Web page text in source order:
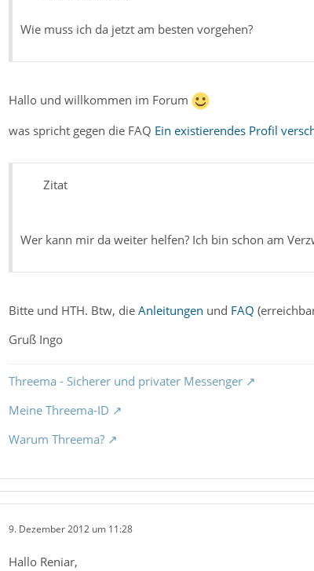
Wie muss ich da jetzt am besten vorgehen?
Hallo und willkommen im Forum
was spricht gegen die FAQ Ein existierendes Profil
Zitat
Wer kann mir da weiter helfen? Ich bin schon am
Bitte und HTH. Btw, die Anleitungen und FAQ
Gruß Ingo
Threema - Sicherer und privater Messenger
Meine Threema-ID
Warum Threema?
9. Dezember 2012 um 11:28
Hallo Reniar,